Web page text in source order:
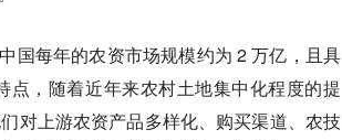
国每年的农资市场规模约为 2 万亿，且具
，随着近年来农村土地集中化程度的提
对上游农资产品多样化、购买渠道、农技